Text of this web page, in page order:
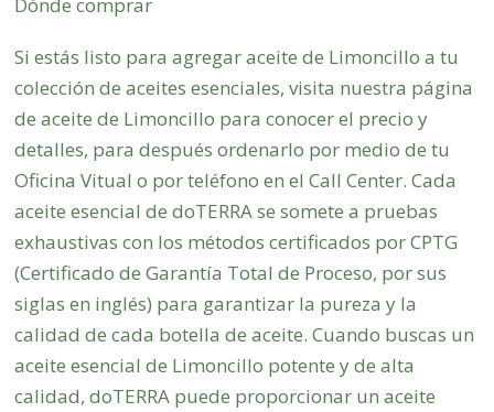
Si estás listo para agregar aceite de Limoncillo a tu
colección de aceites esenciales, visita nuestra página
de aceite de Limoncillo para conocer el precio y
detalles, para después ordenarlo por medio de tu
Oficina Vitual o por teléfono en el Call Center. Cada
aceite esencial de doTERRA se somete a pruebas
exhaustivas con los métodos certificados por CPTG
(Certificado de Garantía Total de Proceso, por sus
siglas en inglés) para garantizar la pureza y la
calidad de cada botella de aceite. Cuando buscas un
aceite esencial de Limoncillo potente y de alta
calidad, doTERRA puede proporcionar un aceite